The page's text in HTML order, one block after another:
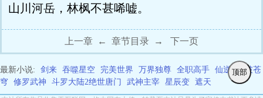
山川河岳，林枫不甚唏嘘。
上一章 ← 章节目录 → 下一页
最新小说: 剑来 吞噬星空 完美世界 万界独尊 全职高手 仙逆
斗破苍
穹 修罗武神 斗罗大陆2绝世唐门 武神主宰 星辰变 遮天
顶部